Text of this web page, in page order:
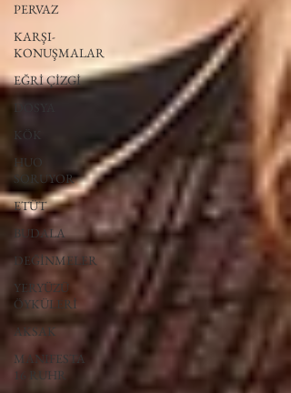
PERVAZ
KARŞI-
KONUŞMALAR
EĞRİ ÇİZGİ
KÖK
HUO
SORUYOR
ETÜT
BUDALA
DEĞİNMELER
YERYÜZÜ
ÖYKÜLERİ
AKSAK
MANIFESTA
16 RUHR